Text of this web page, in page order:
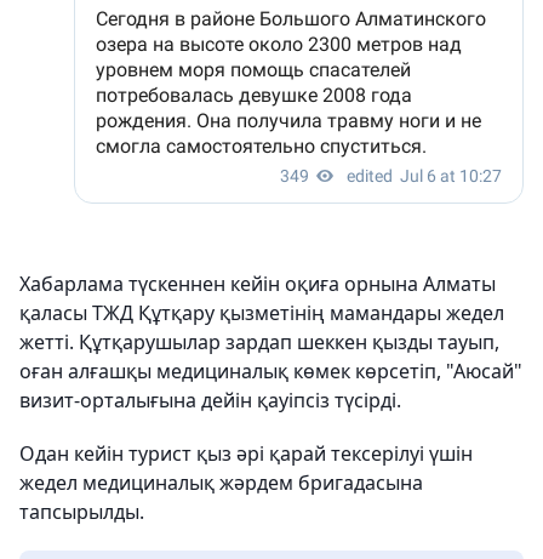
Хабарлама түскеннен кейін оқиға орнына Алматы
қаласы ТЖД Құтқару қызметінің мамандары жедел
жетті. Құтқарушылар зардап шеккен қызды тауып,
оған алғашқы медициналық көмек көрсетіп, "Аюсай"
визит-орталығына дейін қауіпсіз түсірді.
Одан кейін турист қыз әрі қарай тексерілуі үшін
жедел медициналық жәрдем бригадасына
тапсырылды.